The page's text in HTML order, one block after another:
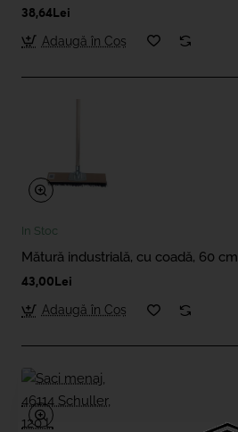
38,64Lei
Adaugă în Coş
In Stoc
Mătură industrială, cu coadă, 60 cm
43,00Lei
Adaugă în Coş